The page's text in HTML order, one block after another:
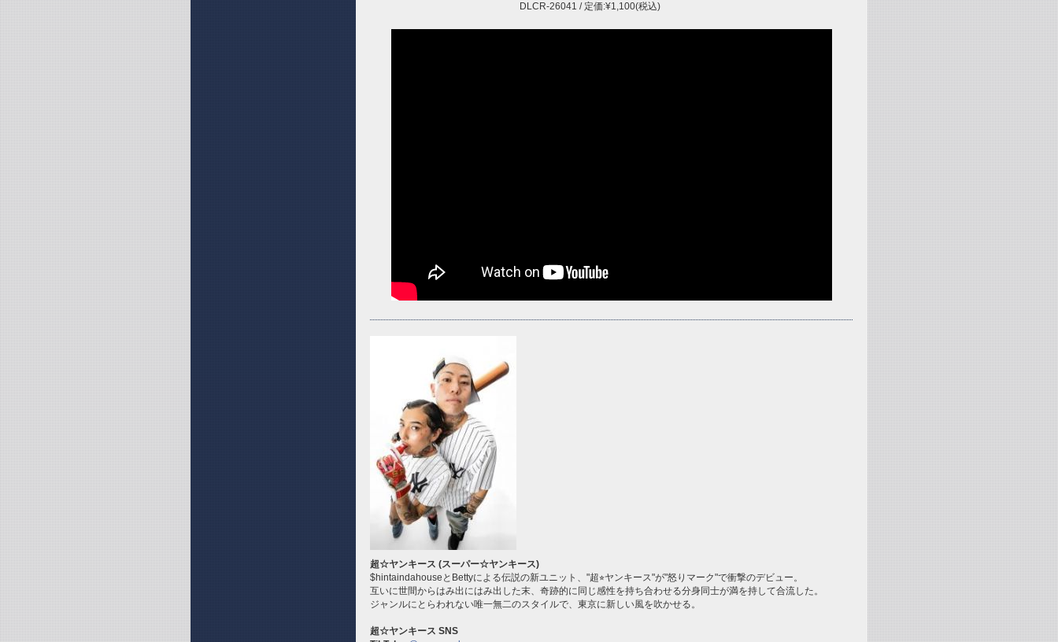
DLCR-26041 / 定価:¥1,100(税込)
超☆ヤンキース (スーパー☆ヤンキース)
$hintaindahouseとBettyによる伝説の新ユニット、"超⭐︎ヤンキース"が"怒りマーク"で衝撃のデビュー。
互いに世間からはみ出にはみ出した末、奇跡的に同じ感性を持ち合わせる分身同士が満を持して合流した。
ジャンルにとらわれない唯一無二のスタイルで、東京に新しい風を吹かせる。
超☆ヤンキース SNS